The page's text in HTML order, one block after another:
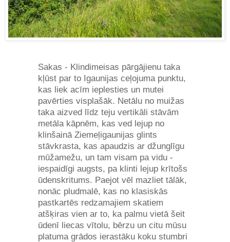
Sakas - Klindimeisas pārgājienu taka
kļūst par to Igaunijas ceļojuma punktu,
kas liek acīm ieplesties un mutei
pavērties visplašāk. Netālu no muižas
taka aizved līdz teju vertikāli stāvām
metāla kāpnēm, kas ved lejup no
klinšainā Ziemeļigaunijas glints
stāvkrasta, kas apaudzis ar džunglīgu
mūžamežu, un tam visam pa vidu -
iespaidīgi augsts, pa klinti lejup krītošs
ūdenskritums. Paejot vēl mazliet tālāk,
nonāc pludmalē, kas no klasiskās
pastkartēs redzamajiem skatiem
atšķiras vien ar to, ka palmu vietā šeit
ūdenī liecas vītolu, bērzu un citu mūsu
platuma grādos ierastāku koku stumbri